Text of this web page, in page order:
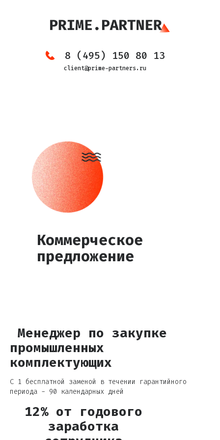
8 (495) 150 80 13
client@prime-partners.ru
Коммерческое
предложение
Менеджер по закупке
промышленных
комплектующих
С 1 бесплатной заменой в течении гарантийного
периода - 90 календарных дней
12% от годового
заработка